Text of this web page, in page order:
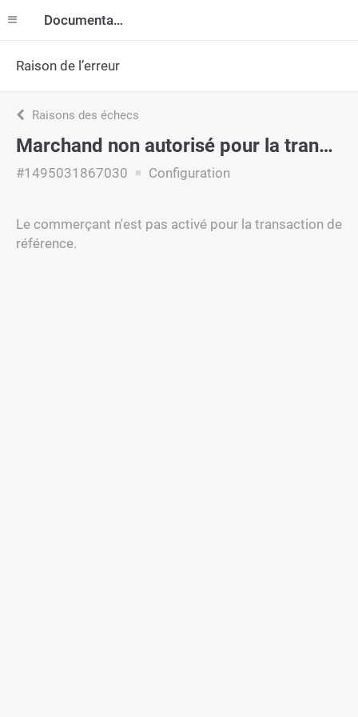
Documentation
Raison de l’erreur
Raisons des échecs
Marchand non autorisé pour la transaction de référence
#1495031867030 Configuration
Le commerçant n'est pas activé pour la transaction de
référence.